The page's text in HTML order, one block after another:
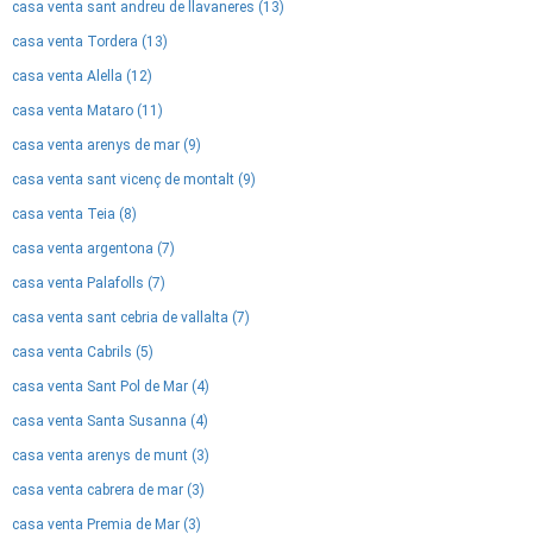
casa venta sant andreu de llavaneres (13)
casa venta Tordera (13)
casa venta Alella (12)
casa venta Mataro (11)
casa venta arenys de mar (9)
casa venta sant vicenç de montalt (9)
casa venta Teia (8)
casa venta argentona (7)
casa venta Palafolls (7)
casa venta sant cebria de vallalta (7)
casa venta Cabrils (5)
casa venta Sant Pol de Mar (4)
casa venta Santa Susanna (4)
casa venta arenys de munt (3)
casa venta cabrera de mar (3)
casa venta Premia de Mar (3)